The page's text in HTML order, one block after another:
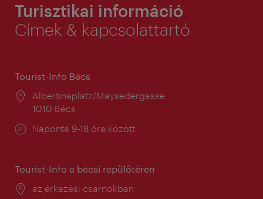
Turisztikai információ
Címek & kapcsolattartó
Tourist-Info Bécs
Helyszín:
Albertinaplatz/Maysedergasse
1010 Bécs
Nyitva
Naponta 9-18 óra között
Tourist-Info a bécsi repülőtéren
Helyszín:
az érkezési csarnokban